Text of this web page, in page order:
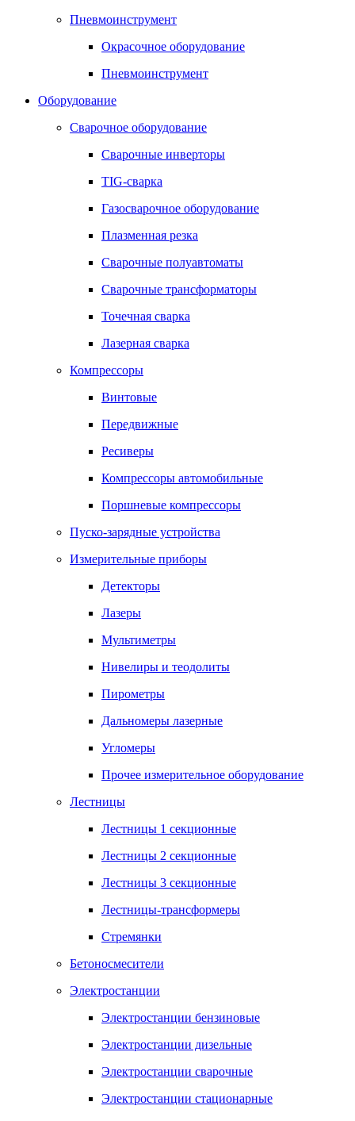
Пневмоинструмент
Окрасочное оборудование
Пневмоинструмент
Оборудование
Сварочное оборудование
Сварочные инверторы
TIG-сварка
Газосварочное оборудование
Плазменная резка
Сварочные полуавтоматы
Сварочные трансформаторы
Точечная сварка
Лазерная сварка
Компрессоры
Винтовые
Передвижные
Ресиверы
Компрессоры автомобильные
Поршневые компрессоры
Пуско-зарядные устройства
Измерительные приборы
Детекторы
Лазеры
Мультиметры
Нивелиры и теодолиты
Пирометры
Дальномеры лазерные
Угломеры
Прочее измерительное оборудование
Лестницы
Лестницы 1 секционные
Лестницы 2 секционные
Лестницы 3 секционные
Лестницы-трансформеры
Стремянки
Бетоносмесители
Электростанции
Электростанции бензиновые
Электростанции дизельные
Электростанции сварочные
Электростанции стационарные